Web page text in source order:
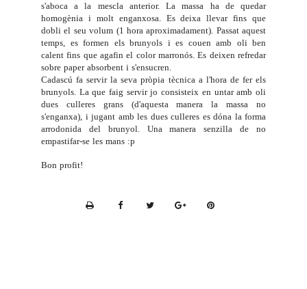
s'aboca a la mescla anterior. La massa ha de quedar
homogènia i molt enganxosa. Es deixa llevar fins que
dobli el seu volum (1 hora aproximadament). Passat aquest
temps, es formen els brunyols i es couen amb oli ben
calent fins que agafin el color marronós. Es deixen refredar
sobre paper absorbent i s'ensucren.
Cadascú fa servir la seva pròpia tècnica a l'hora de fer els
brunyols. La que faig servir jo consisteix en untar amb oli
dues culleres grans (d'aquesta manera la massa no
s'enganxa), i jugant amb les dues culleres es dóna la forma
arrodonida del brunyol. Una manera senzilla de no
empastifar-se les mans :p
Bon profit!